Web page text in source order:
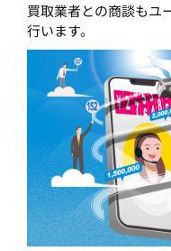
買取業者との商談もユ
行います。